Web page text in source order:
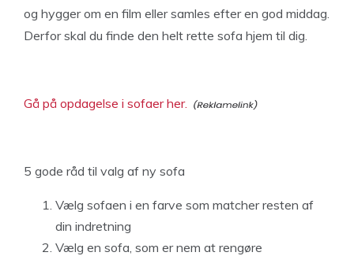
og hygger om en film eller samles efter en god middag.
Derfor skal du finde den helt rette sofa hjem til dig.
Gå på opdagelse i sofaer her.
5 gode råd til valg af ny sofa
Vælg sofaen i en farve som matcher resten af
din indretning
Vælg en sofa, som er nem at rengøre